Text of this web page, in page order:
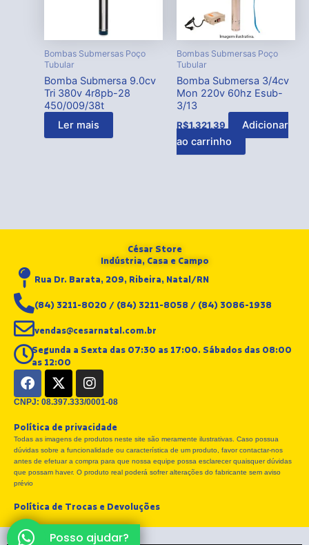
Bombas Submersas Poço
Tubular
Bomba Submersa 9.0cv
Tri 380v 4r8pb-28
450/009/38t
Ler mais
Bombas Submersas Poço
Tubular
Bomba Submersa 3/4cv
Mon 220v 60hz Esub-
3/13
R$1.321,39
Adicionar
ao carrinho
César Store
Indústria, Casa e Campo
Rua Dr. Barata, 209, Ribeira, Natal/RN
(84) 3211-8020 / (84) 3211-8058 / (84) 3086-1938
vendas@cesarnatal.com.br
Segunda a Sexta das 07:30 as 17:00. Sábados das 08:00
as 12:00
F
a
c
b
o
o
k
X
-
t
i
t
t
e
I
n
s
a
g
r
a
CNPJ: 08.397.333/0001-08
Política de privacidade
Todas as imagens de produtos neste site são meramente ilustrativas. Caso possua
dúvidas sobre a funcionalidade ou característica de um produto, favor contactar-nos
antes de efetuar a compra para que nossa equipe possa esclarecer quaisquer dúvidas
que possam haver. O produto real poderá sofrer alterações do fabricante sem aviso
prévio
Política de Trocas e Devoluções
Posso ajudar?